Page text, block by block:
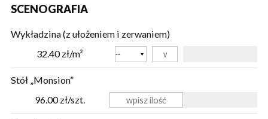
SCENOGRAFIA
Wykładzina (z ułożeniem i zerwaniem)
32.40 zł/m²
Kolor
Stół „Monsion”
96.00 zł/szt.